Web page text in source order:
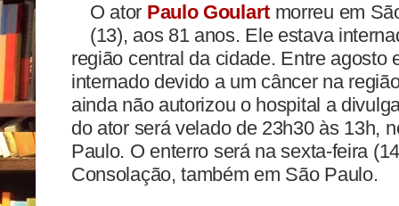
O ator Paulo Goulartmorreu em
(13), aos 81 anos. Ele estava
região central da cidade. Entre agosto
internado devido a um câncer na
ainda não autorizou o hospital a
do ator será velado de 23h30 às 13h,
Paulo. O enterro será na sexta-feira
Consolação, também em São Paulo.